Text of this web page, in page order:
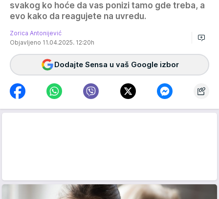
svakog ko hoće da vas ponizi tamo gde treba, a
evo kako da reagujete na uvredu.
Zorica Antonijević
Objavljeno 11.04.2025. 12:20h
Dodajte Sensa u vaš Google izbor